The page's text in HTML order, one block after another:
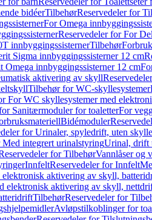
bidéerTilbehørReservedeler for
For Omega
Reservedeler for For
innbyggingssisternerTilbehør
Sigma innbyggingssisterner 12 cm
Omega innbyggingssisterner 12 cm
aktivering av skyll
Tilbehør for WC-skyllesystemer
For WC skyllesystemer med
Sanitærmoduler for toaletterFor
Bidémoduler
for Urinaler, spyledrift, uten
Med integrert urinalstyringUrinal, drift
for TilbehørVannlåser og
InnfeltReservedeler for Innfelt
elektronisk aktivering av skyll,
elektronisk aktivering av skyll,
TilbehørReservedeler for
Avløpstilkoblinger for